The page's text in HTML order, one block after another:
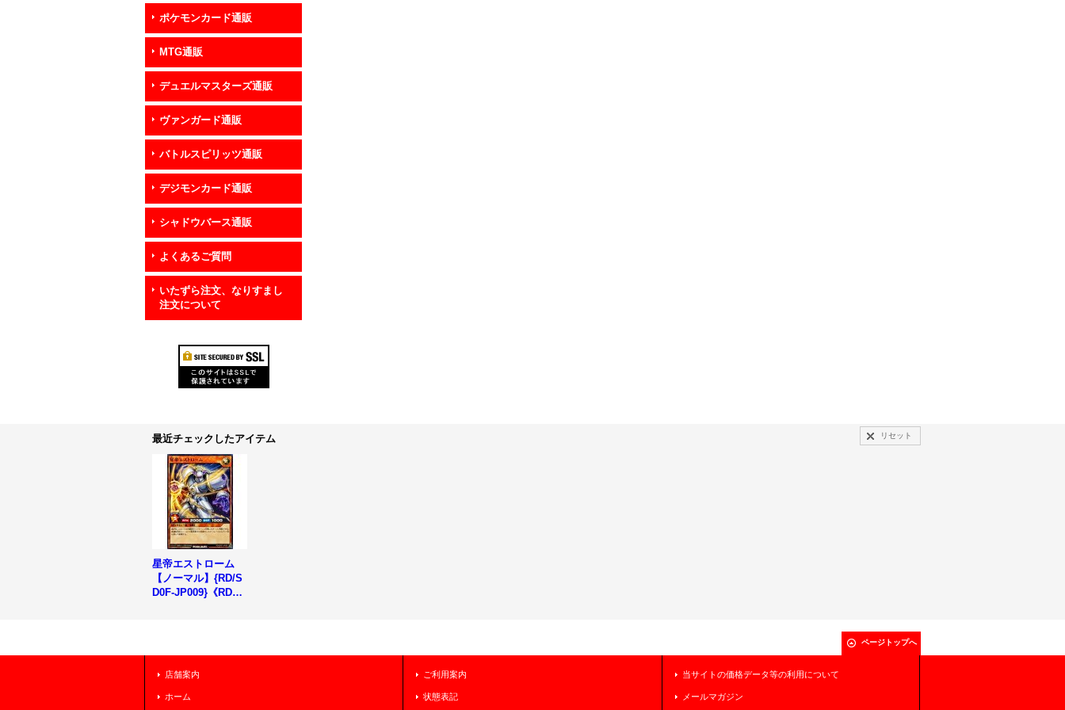
ポケモンカード通販
MTG通販
デュエルマスターズ通販
ヴァンガード通販
バトルスピリッツ通販
デジモンカード通販
シャドウバース通販
よくあるご質問
いたずら注文、なりすまし
注文について
最近チェックしたアイテム リセット
星帝エストローム
【ノーマル】{RD/S
D0F-JP009}《RDモ
ページトップへ
店舗案内
ホーム
ご利用案内
状態表記
当サイトの価格データ等の利用について
メールマガジン